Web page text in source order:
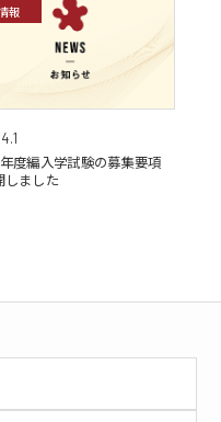
報
度編入学試験の募集要項
しました